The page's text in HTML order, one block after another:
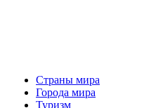
Страны мира
Города мира
Туризм